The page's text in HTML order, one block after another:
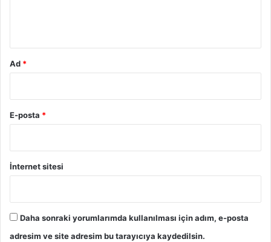
Ad *
E-posta *
İnternet sitesi
Daha sonraki yorumlarımda kullanılması için adım, e-posta
adresim ve site adresim bu tarayıcıya kaydedilsin.